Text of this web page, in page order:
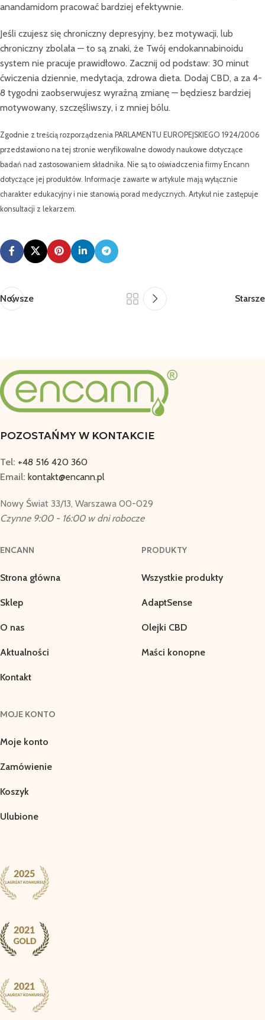
anandamidom pracować bardziej efektywnie.
Jeśli czujesz się chroniczny depresyjny, bez motywacji, lub
chroniczny zbolała — to są znaki, że Twój endokannabinoidu
system nie pracuje prawidłowo. Zacznij od podstaw: 30 minut
ćwiczenia dziennie, medytacja, zdrowa dieta. Dodaj CBD, a za 4-
8 tygodni zaobserwujesz wyraźną zmianę — będziesz bardziej
motywowany, szczęśliwszy, i z mniej bólu.
Zgodnie z treścią rozporządzenia PARLAMENTU EUROPEJSKIEGO 1924/2006
przedstawiono na tej stronie weryfikowalne dowody naukowe dotyczące
badań nad zastosowaniem składnika. Nie są to oświadczenia firmy Encann
dotyczące jej produktów. Informacje zawarte w artykule mają wyłącznie
charakter edukacyjny i nie stanowią porad medycznych. Artykuł nie zastępuje
konsultacji z lekarzem.
Nowsze Starsze
POZOSTAŃMY W KONTAKCIE
Tel: +48 516 420 360
Email: kontakt@encann.pl
Nowy Świat 33/13, Warszawa 00-029
Czynne 9:00 - 16:00 w dni robocze
ENCANN
Strona główna
Sklep
O nas
Aktualności
Kontakt
PRODUKTY
Wszystkie produkty
AdaptSense
Olejki CBD
Maści konopne
MOJE KONTO
Moje konto
Zamówienie
Koszyk
Ulubione